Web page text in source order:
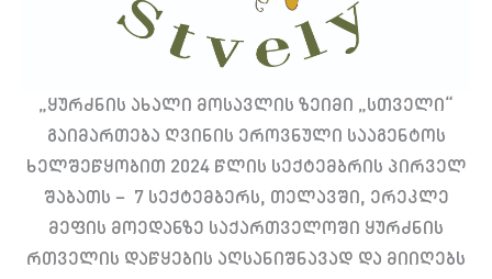
„ყურძნის ახალი მოსავლის ზეიმი „სთველი“
გაიმართება ღვინის ეროვნული სააგენტოს
ხელშეწყობით 2024 წლის სექტემბრის პირველ
შაბათს – 7 სექტემბერს, თელავში, ერეკლე
მეფის მოედანზე საქართველოში ყურძნის
რთველის დაწყების აღსანიშნავად და მიიღებს